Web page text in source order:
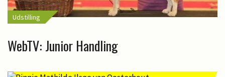
Udstilling
WebTV: Junior Handling